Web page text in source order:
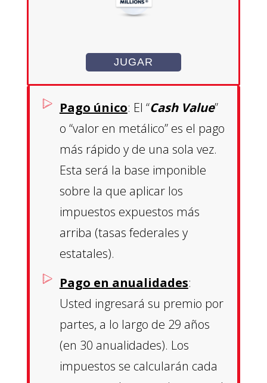
JUGAR
Pago único: El “Cash Value”
o “valor en metálico” es el pago
más rápido y de una sola vez.
Esta será la base imponible
sobre la que aplicar los
impuestos expuestos más
arriba (tasas federales y
estatales).
Pago en anualidades:
Usted ingresará su premio por
partes, a lo largo de 29 años
(en 30 anualidades). Los
impuestos se calcularán cada